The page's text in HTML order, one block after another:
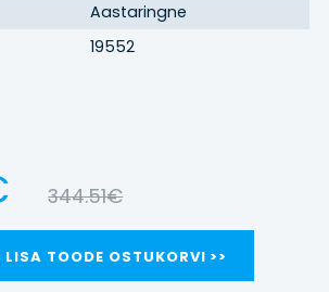
Aastaringne
19552
344.51€
LISA TOODE OSTUKORVI